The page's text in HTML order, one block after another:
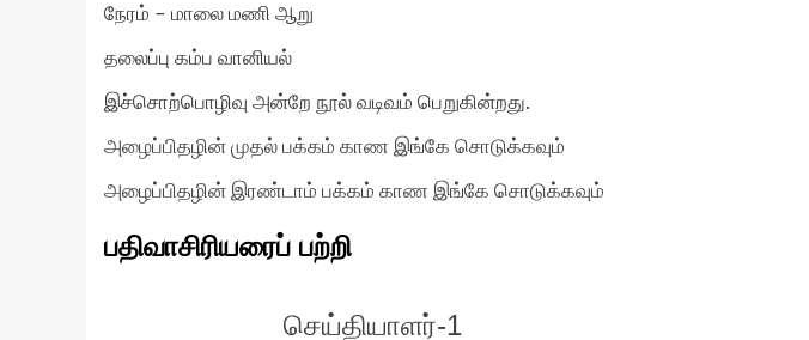
நேரம் – மாலை மணி ஆறு
தலைப்பு கம்ப வானியல்
இச்சொற்பொழிவு அன்றே நூல் வடிவம் பெறுகின்றது.
அழைப்பிதழின் முதல் பக்கம் காண இங்கே சொடுக்கவும்
அழைப்பிதழின் இரண்டாம் பக்கம் காண இங்கே சொடுக்கவும்
பதிவாசிரியரைப் பற்றி
செய்தியாளர்-1